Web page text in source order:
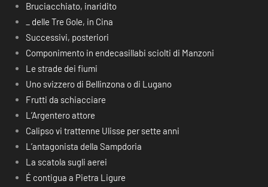
Bruciacchiato, inaridito
_ delle Tre Gole, in Cina
Successivi, posteriori
Componimento in endecasillabi sciolti di Manzoni
Le strade dei fiumi
Uno svizzero di Bellinzona o di Lugano
Frutti da schiacciare
L’Argentero attore
Calipso vi trattenne Ulisse per sette anni
L’antagonista della Sampdoria
La scatola sugli aerei
É contigua a Pietra Ligure